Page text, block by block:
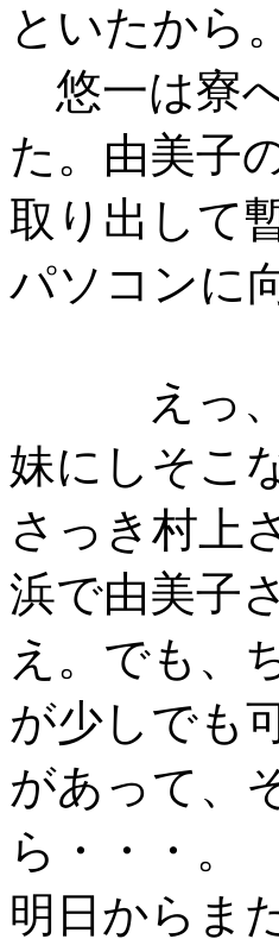
といたから
悠一は寮
た。由美子
取り出して
パソコンに
えっ、
妹にしそこ
さっき村上
浜で由美子
え。でも、
が少しでも
があって、
ら・・・。
明日からま